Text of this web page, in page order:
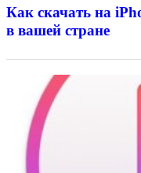
Как скачать на
в вашей стране